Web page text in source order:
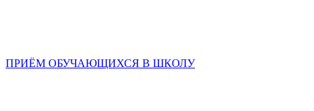
ПРИЁМ ОБУЧАЮЩИХСЯ В ШКОЛУ